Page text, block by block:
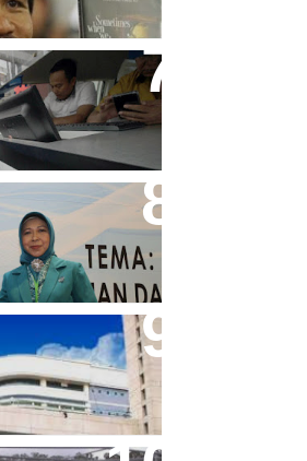
Nasabah
Kendaraan
Bisa Jadi
Pusat
BJB Sebagai